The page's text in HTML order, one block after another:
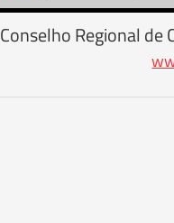
Conselho Regional de